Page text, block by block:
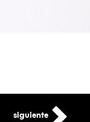
siguiente